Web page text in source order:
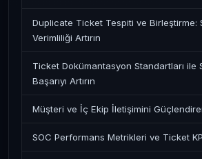
Duplicate Ticket Tespiti ve Birleştirme:
Verimliliği Artırın
Ticket Dokümantasyon Standartları ile
Başarıyı Artırın
Müşteri ve İç Ekip İletişimini
SOC Performans Metrikleri ve Ticket